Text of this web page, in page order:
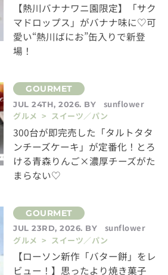
【熱川バナナワニ園限定】「サク
マドロップス」がバナナ味に♡可
愛い“熱川ばにお”缶入りで新登
場！
JUL 24TH, 2026. BY
sunflower
グルメ > スイーツ／パン
300台が即完売した「タルトタタ
ンチーズケーキ」が定番化！とろ
ける青森りんご×濃厚チーズがた
まらない♡
JUL 23RD, 2026. BY
sunflower
グルメ > スイーツ／パン
【ローソン新作「バター餅」をレ
ビュー！】思ったより焼き菓子